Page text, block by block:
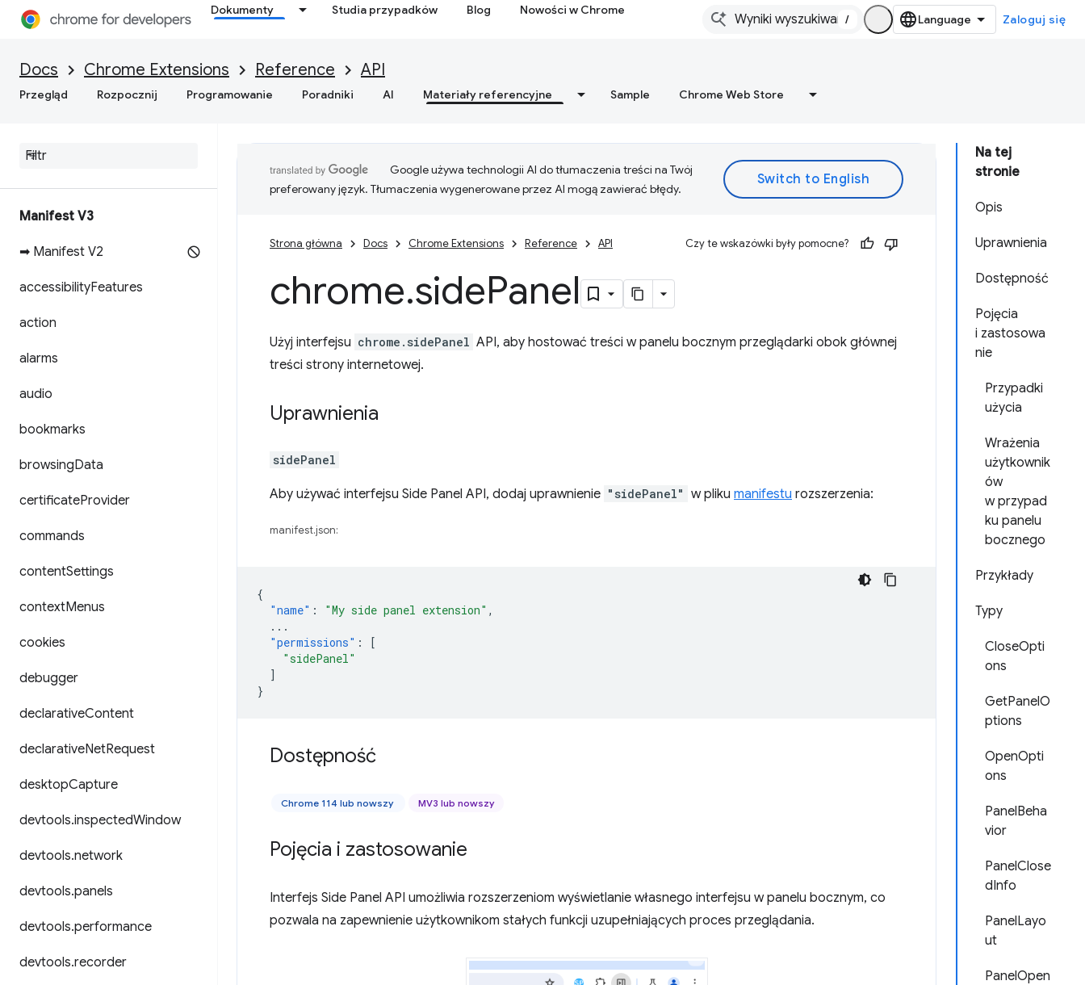
Dokumenty Studia przypadków Blog Nowości w Chrome
/ Zaloguj się
Docs Chrome Extensions Reference API
Przegląd Rozpocznij Programowanie Poradniki AI Materiały referencyjne Sample Chrome Web Store
Manifest V3
➡ Manifest V2
accessibilityFeatures
action
alarms
audio
bookmarks
browsingData
certificateProvider
commands
contentSettings
contextMenus
cookies
debugger
declarativeContent
declarativeNetRequest
desktopCapture
devtools.inspectedWindow
devtools.network
devtools.panels
devtools.performance
devtools.recorder
Na tej
stronie
Opis
Uprawnienia
Dostępność
Pojęcia
i zastosowa
nie
Przypadki
użycia
Wrażenia
użytkownik
ów
w przypad
ku panelu
bocznego
Przykłady
Typy
CloseOpti
ons
GetPanelO
ptions
OpenOpti
ons
PanelBeha
vior
PanelClose
dInfo
PanelLayo
ut
PanelOpen
Google używa technologii AI do tłumaczenia treści na Twój
preferowany język. Tłumaczenia wygenerowane przez AI mogą zawierać błędy.
Strona główna Docs Chrome Extensions Reference API Czy te wskazówki były pomocne?
chrome.sidePanel
Użyj interfejsu chrome.sidePanel API, aby hostować treści w panelu bocznym przeglądarki obok głównej
treści strony internetowej.
Uprawnienia
sidePanel
Aby używać interfejsu Side Panel API, dodaj uprawnienie "sidePanel" w pliku manifestu rozszerzenia:
manifest.json:
{
"name" : "My side panel extension" ,
...
"permissions" :
[
"sidePanel"
]
}
Dostępność
Chrome 114 lub nowszy MV3 lub nowszy
Pojęcia i zastosowanie
Interfejs Side Panel API umożliwia rozszerzeniom wyświetlanie własnego interfejsu w panelu bocznym, co
pozwala na zapewnienie użytkownikom stałych funkcji uzupełniających proces przeglądania.